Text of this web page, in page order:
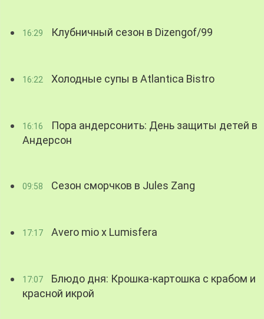
16:29 Клубничный сезон в Dizengof/99
16:22 Холодные супы в Atlantica Bistro
16:16
Пора андерсонить: День защиты детей в
Андерсон
09:58 Сезон сморчков в Jules Zang
17:17 Avero mio x Lumisfera
17:07
Блюдо дня: Крошка-картошка с крабом и
красной икрой